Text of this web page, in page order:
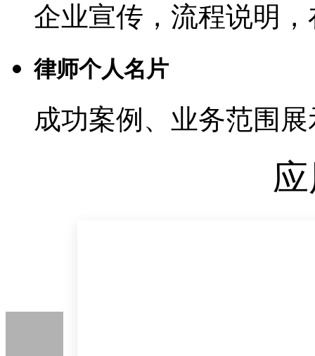
企业宣传，流程说明
律师个人名片
成功案例、业务范围展